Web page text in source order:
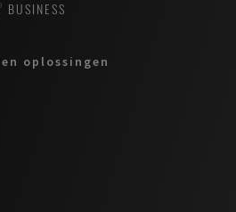
BUSINESS
oplossingen